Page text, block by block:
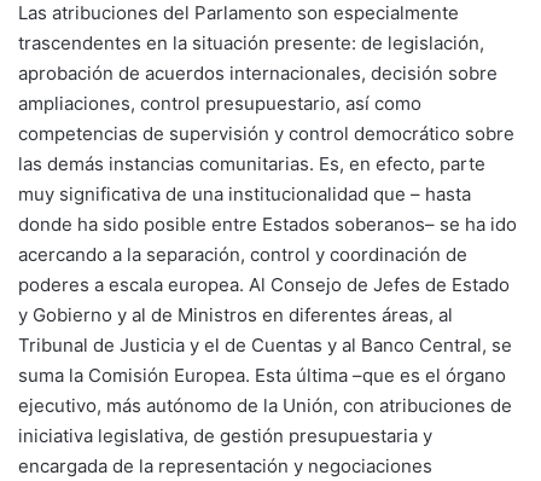
Las atribuciones del Parlamento son especialmente
trascendentes en la situación presente: de legislación,
aprobación de acuerdos internacionales, decisión sobre
ampliaciones, control presupuestario, así como
competencias de supervisión y control democrático sobre
las demás instancias comunitarias. Es, en efecto, parte
muy significativa de una institucionalidad que – hasta
donde ha sido posible entre Estados soberanos– se ha ido
acercando a la separación, control y coordinación de
poderes a escala europea. Al Consejo de Jefes de Estado
y Gobierno y al de Ministros en diferentes áreas, al
Tribunal de Justicia y el de Cuentas y al Banco Central, se
suma la Comisión Europea. Esta última –que es el órgano
ejecutivo, más autónomo de la Unión, con atribuciones de
iniciativa legislativa, de gestión presupuestaria y
encargada de la representación y negociaciones